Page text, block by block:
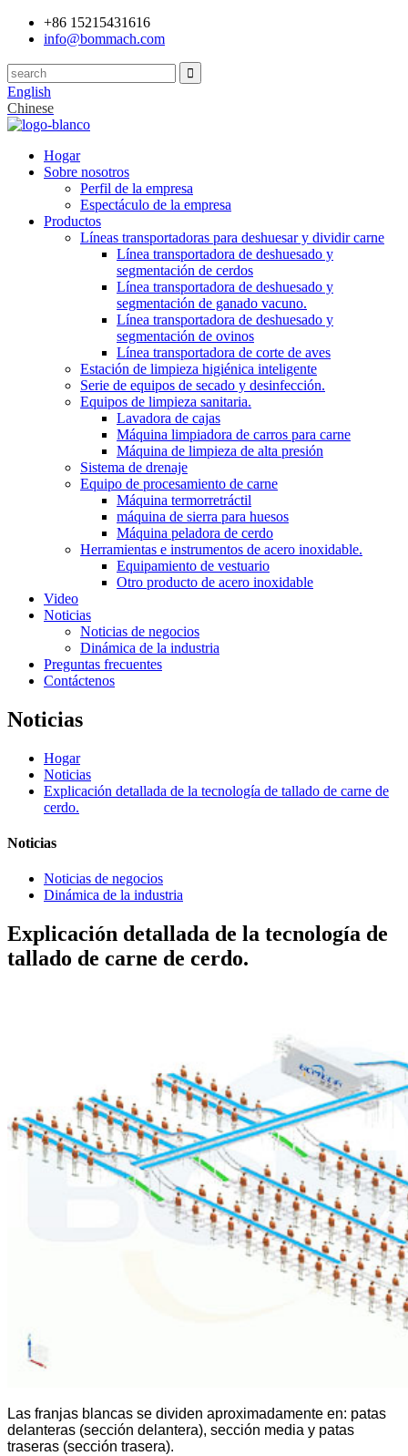
+86 15215431616
info@bommach.com
English
Chinese
Hogar
Sobre nosotros
Perfil de la empresa
Espectáculo de la empresa
Productos
Líneas transportadoras para deshuesar y dividir carne
Línea transportadora de deshuesado y
segmentación de cerdos
Línea transportadora de deshuesado y
segmentación de ganado vacuno.
Línea transportadora de deshuesado y
segmentación de ovinos
Línea transportadora de corte de aves
Estación de limpieza higiénica inteligente
Serie de equipos de secado y desinfección.
Equipos de limpieza sanitaria.
Lavadora de cajas
Máquina limpiadora de carros para carne
Máquina de limpieza de alta presión
Sistema de drenaje
Equipo de procesamiento de carne
Máquina termorretráctil
máquina de sierra para huesos
Máquina peladora de cerdo
Herramientas e instrumentos de acero inoxidable.
Equipamiento de vestuario
Otro producto de acero inoxidable
Video
Noticias
Noticias de negocios
Dinámica de la industria
Preguntas frecuentes
Contáctenos
Noticias
Hogar
Noticias
Explicación detallada de la tecnología de tallado de carne de
cerdo.
Noticias
Noticias de negocios
Dinámica de la industria
Explicación detallada de la tecnología de
tallado de carne de cerdo.
Las franjas blancas se dividen aproximadamente en: patas
delanteras (sección delantera), sección media y patas
traseras (sección trasera).